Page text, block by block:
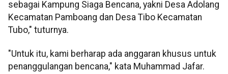
sebagai Kampung Siaga Bencana, yakni Desa Adolang
Kecamatan Pamboang dan Desa Tibo Kecamatan
Tubo," tuturnya.
"Untuk itu, kami berharap ada anggaran khusus untuk
penanggulangan bencana," kata Muhammad Jafar.